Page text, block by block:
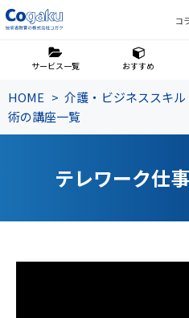
コ
サービス一覧 おすすめ
HOME 介護・ビジネススキ
術の講座一覧
テレワーク仕